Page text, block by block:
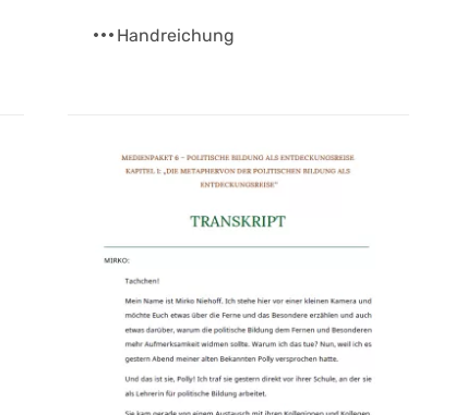
Handreichung